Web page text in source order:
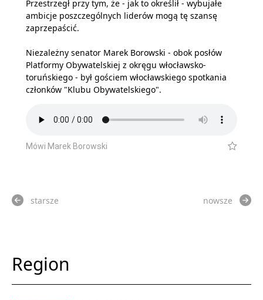
Przestrzegł przy tym, że - jak to określił - wybujałe
ambicje poszczególnych liderów mogą tę szansę
zaprzepaścić.
Niezależny senator Marek Borowski - obok posłów
Platformy Obywatelskiej z okręgu włocławsko-
toruńskiego - był gościem włocławskiego spotkania
członków "Klubu Obywatelskiego".
Mówi Marek Borowski
starsze nowsze
Region